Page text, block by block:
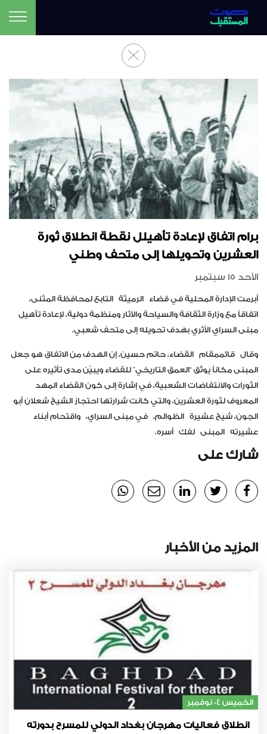
برام اتفاق لإعادة تأهيلل نقطة انطلاق ثورة
العشرين وتحويلها إلى متحف وطني
الأحد 15 سبتمبر
أبرمت الإدارة المحلية في قضاء الرميثة التابع لمحافظة المثنى،
اتفاقاً مع وزارة الثقافة والسياحة والآثار ومنظمة دولية، لإعادة تأهيل
مبنى السراي الأثري بهدف تحويله إلى متحف شعبي.
وقال قائممقام القضاء، حاتم حسين، إن الهدف من الاتفاق هو جعل
المبنى مكاناً يوثّق “العمق التاريخي” للقضاء ويبيّن مدى تأثيره على
الثورات والانتفاضات الشعبية، في إشارة إلى كون القضاء المهد
المعروف لثورة العشرين، والتي كانت شرارتها احتجاز الشيخ شعلان أبو
الجون، شيخ عشيرة الظوالم، في مبنى السراي، واقتحام أبناء
عشيرته المبنى لفك أسره.
شارك على
المزيد من الأخبار
الخميس 04 نوفمبر
انطلاق فعاليات مهرجان بغداد الدولي للمسرح بدورته